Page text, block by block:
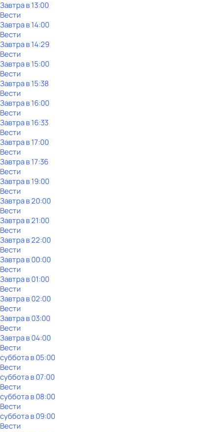
Завтра в 13:00
Вести
Завтра в 14:00
Вести
Завтра в 14:29
Вести
Завтра в 15:00
Вести
Завтра в 15:38
Вести
Завтра в 16:00
Вести
Завтра в 16:33
Вести
Завтра в 17:00
Вести
Завтра в 17:36
Вести
Завтра в 19:00
Вести
Завтра в 20:00
Вести
Завтра в 21:00
Вести
Завтра в 22:00
Вести
Завтра в 00:00
Вести
Завтра в 01:00
Вести
Завтра в 02:00
Вести
Завтра в 03:00
Вести
Завтра в 04:00
Вести
субботав05:00
Вести
субботав07:00
Вести
субботав08:00
Вести
субботав09:00
Вести